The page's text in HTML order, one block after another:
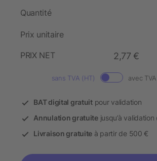
Quantité
Prix unitaire
PRIX NET
2,77 €
sans TVA (HT) avec
BAT digital gratuitpour validation
Annulation gratuitejusqu’à validation
Livraison gratuite à partir de 500 €